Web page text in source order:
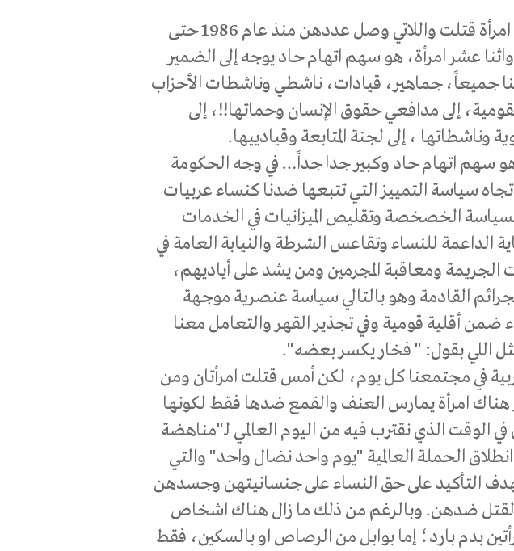
إن قتل تمام ومنار.. وكل امرأة قتلت واللاتي وصل عددهن منذ عام 1986 حتى
واثنا عشر امرأة، هو سهم اتهام حاد يوجه إلى الضمير
جميعاً، جماهير، قيادات، ناشطي وناشطات الأحزاب
إلى مدافعي حقوق الإنسان وحماتها!!، إلى
وناشطاتها ، إلى لجنة المتابعة وقيادييها.
سهم اتهام حاد وكبير جدا جداً… في وجه الحكومة
سياسة التمييز التي تتبعها ضدنا كنساء عربيات
الخصخصة وتقليص الميزانيات في الخدمات
الداعمة للنساء وتقاعس الشرطة والنيابة العامة في
الجريمة ومعاقبة المجرمين ومن يشد على أياديهم،
القادمة وهو بالتالي سياسة عنصرية موجهة
ضمن أقلية قومية وفي تجذير القهر والتعامل معنا
اللي بقول: " فخار يكسر بعضه".
في مجتمعنا كل يوم، لكن أمس قتلت امرأتان ومن
هناك امرأة يمارس العنف والقمع ضدها فقط لكونها
في الوقت الذي نقترب فيه من اليوم العالمي لـ"مناهضة
الحملة العالمية "يوم واحد نضال واحد" والتي
9 نوفمبر، بهدف التأكيد على حق النساء على جنسانيتهن وجسدهن
ضدهن. وبالرغم من ذلك ما زال هناك اشخاص
بدم بارد؛ إما بوابل من الرصاص او بالسكين، فقط